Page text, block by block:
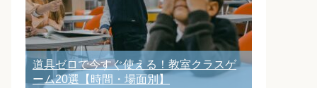
道具ゼロで今すぐ使える！教室クラスゲ
ーム20選【時間・場面別】